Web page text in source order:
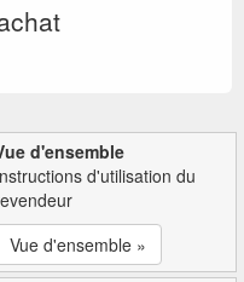
d'ensemble
d'utilisation du
Vue d'ensemble »